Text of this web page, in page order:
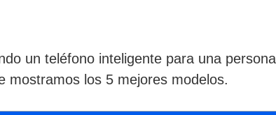
un teléfono inteligente para una
mostramos los 5 mejores modelos.